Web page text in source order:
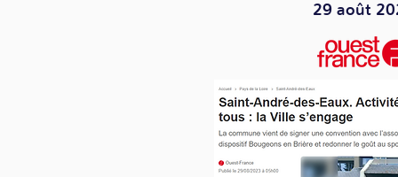
29 août